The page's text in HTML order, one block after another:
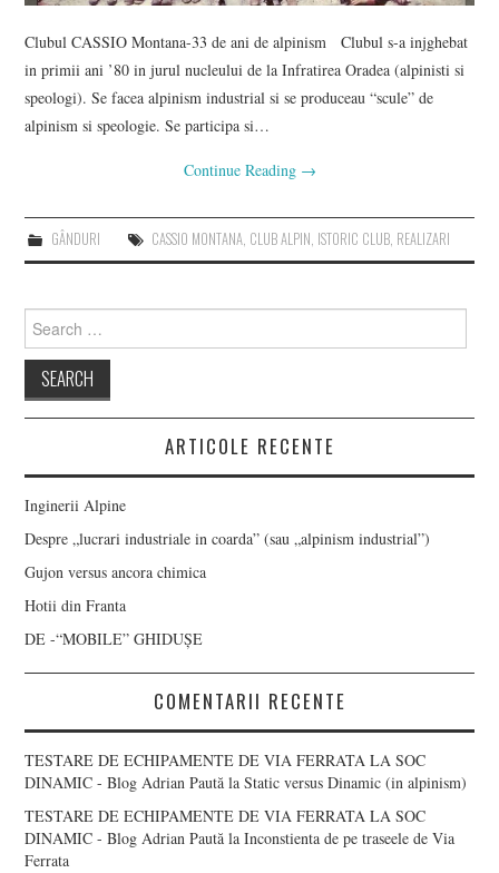
Clubul CASSIO Montana-33 de ani de alpinism Clubul s-a injghebat
in primii ani ’80 in jurul nucleului de la Infratirea Oradea (alpinisti si
speologi). Se facea alpinism industrial si se produceau “scule” de
alpinism si speologie. Se participa si…
Continue Reading →
GÂNDURI CASSIO MONTANA, CLUB ALPIN, ISTORIC CLUB, REALIZARI
Search
for:
ARTICOLE RECENTE
Inginerii Alpine
Despre „lucrari industriale in coarda” (sau „alpinism industrial”)
Gujon versus ancora chimica
Hotii din Franta
DE -“MOBILE” GHIDUȘE
COMENTARII RECENTE
TESTARE DE ECHIPAMENTE DE VIA FERRATA LA SOC
DINAMIC - Blog Adrian Paută laStatic versus Dinamic (in alpinism)
TESTARE DE ECHIPAMENTE DE VIA FERRATA LA SOC
DINAMIC - Blog Adrian Paută laInconstienta de pe traseele de Via
Ferrata